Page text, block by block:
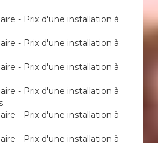
- Prix d'une installation à
- Prix d'une installation à
- Prix d'une installation à
- Prix d'une installation à
- Prix d'une installation à
- Prix d'une installation à